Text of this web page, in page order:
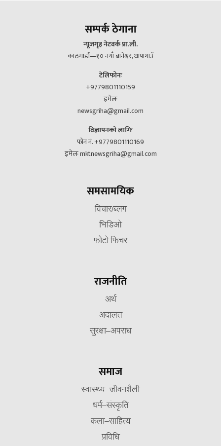
सम्पर्क ठेगाना
न्यूजगृह नेटवर्क प्रा.ली.
काठमाडौं—१० नयाँ बानेश्वर, थापागाउँ
टेलिफोनः
+9779801110159
इमेलः
newsgriha@gmail.com
विज्ञापनको लागिः
फोन नं. +9779801110169
इमेलः mktnewsgriha@gmail.com
समसामयिक
विचार/ब्लग
भिडिओ
फोटो फिचर
राजनीति
अर्थ
अदालत
सुरक्षा–अपराध
समाज
स्वास्थ्य–जीवनशैली
धर्म–संस्कृति
कला–साहित्य
प्रविधि